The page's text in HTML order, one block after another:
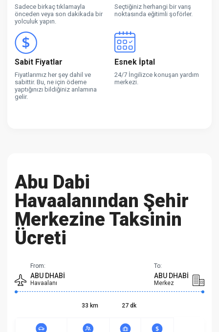
Sadece birkaç tıklamayla
önceden veya son dakikada bir
yolculuk yapın.
Seçtiğiniz herhangi bir varış
noktasında eğitimli şoförler.
Sabit Fiyatlar
Fiyatlarımız her şey dahil ve
sabittir. Bu, ne için ödeme
yaptığınızı bildiğiniz anlamına
gelir.
Esnek İptal
24/7 İngilizce konuşan yardım
merkezi.
Abu Dabi
Havaalanından Şehir
Merkezine Taksinin
Ücreti
From:
ABU DHABI
Havaalanı
To:
ABU DHABI
Merkez
33 km 27 dk